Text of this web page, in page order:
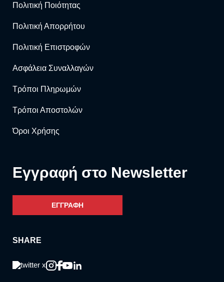
Πολιτική Ποιότητας
Πολιτική Απορρήτου
Πολιτική Επιστροφών
Ασφάλεια Συναλλαγών
Τρόποι Πληρωμών
Τρόποι Αποστολών
Όροι Χρήσης
Eγγραφή στο Newsletter
ΕΓΓΡΑΦΗ
SHARE